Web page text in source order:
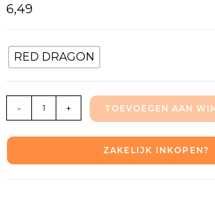
6,49
RED DRAGON
- + TOEVOEGEN AAN
ZAKELIJK INKOPEN?